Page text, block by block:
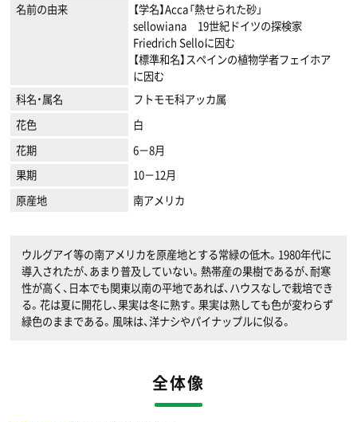
名前の由来
【学名】Acca「熱せられた砂」
sellowiana 19世紀ドイツの探検家
Friedrich Selloに因む
【標準和名】スペインの植物学者フェイホア
に因む
科名・属名
フトモモ科アッカ属
花色
白
花期
6－8月
果期
10－12月
原産地
南アメリカ
ウルグアイ等の南アメリカを原産地とする常緑の低木。1980年代に
導入されたが、あまり普及していない。熱帯産の果樹であるが、耐寒
性が高く、日本でも関東以南の平地であれば、ハウスなしで栽培でき
る。花は夏に開花し、果実は冬に熟す。果実は熟しても色が変わらず
緑色のままである。風味は、洋ナシやパイナップルに似る。
全体像